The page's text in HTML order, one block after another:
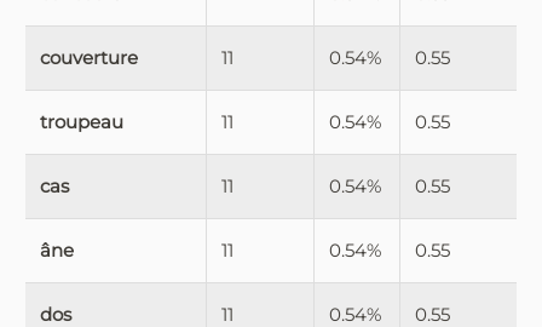
couverture 11 0.54% 0.55
troupeau 11 0.54% 0.55
cas 11 0.54% 0.55
âne 11 0.54% 0.55
dos 11 0.54% 0.55